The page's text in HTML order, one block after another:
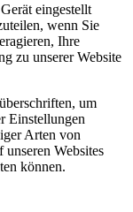
eingestellt
wenn Sie
Ihre
zu unserer Website
um
Einstellungen
Arten von
Websites
können.